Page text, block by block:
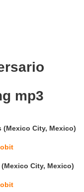
mp3
(Mexico City, Mexico)
City, Mexico)